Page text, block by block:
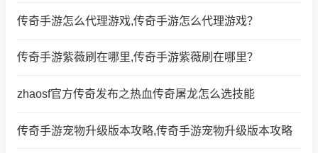
传奇手游怎么代理游戏,传奇手游怎么代理游戏？
传奇手游紫薇刷在哪里,传奇手游紫薇刷在哪里？
zhaosf官方传奇发布之热血传奇屠龙怎么选技能
传奇手游宠物升级版本攻略,传奇手游宠物升级版本攻略